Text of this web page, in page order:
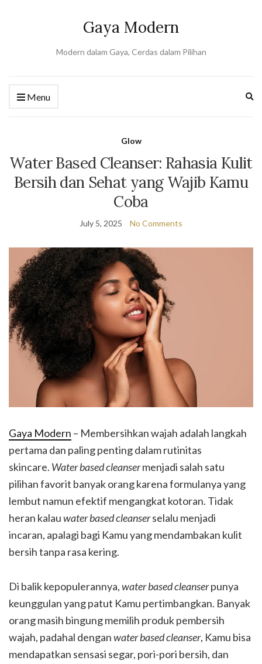
Gaya Modern
Modern dalam Gaya, Cerdas dalam Pilihan
Menu
Glow
Water Based Cleanser: Rahasia Kulit
Bersih dan Sehat yang Wajib Kamu
Coba
July 5, 2025 No Comments
Gaya Modern – Membersihkan wajah adalah langkah
pertama dan paling penting dalam rutinitas
skincare. Water based cleansermenjadi salah satu
pilihan favorit banyak orang karena formulanya yang
lembut namun efektif mengangkat kotoran. Tidak
heran kalauwater based cleanserselalu menjadi
incaran, apalagi bagi Kamu yang mendambakan kulit
bersih tanpa rasa kering.
Di balik kepopulerannya,water based cleanserpunya
keunggulan yang patut Kamu pertimbangkan. Banyak
orang masih bingung memilih produk pembersih
wajah, padahal denganwater based cleanser, Kamu bisa
mendapatkan sensasi segar, pori-pori bersih, dan